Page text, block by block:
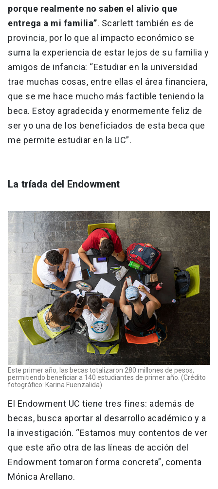
porque realmente no saben el alivio que
entrega a mi familia”. Scarlett también es de
provincia, por lo que al impacto económico se
suma la experiencia de estar lejos de su familia y
amigos de infancia: “Estudiar en la universidad
trae muchas cosas, entre ellas el área financiera,
que se me hace mucho más factible teniendo la
beca. Estoy agradecida y enormemente feliz de
ser yo una de los beneficiados de esta beca que
me permite estudiar en la UC”.
La tríada del Endowment
Este primer año, las becas totalizaron 280 millones de pesos,
permitiendo beneficiar a 140 estudiantes de primer año. (Crédito
fotográfico: Karina Fuenzalida)
El Endowment UC tiene tres fines: además de
becas, busca aportar al desarrollo académico y a
la investigación. “Estamos muy contentos de ver
que este año otra de las líneas de acción del
Endowment tomaron forma concreta”, comenta
Mónica Arellano.